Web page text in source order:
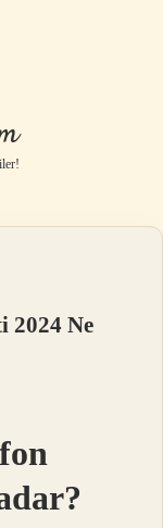
2024 Ne